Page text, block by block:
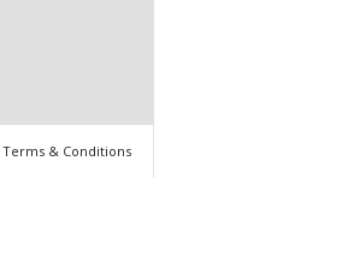
Terms & Conditions